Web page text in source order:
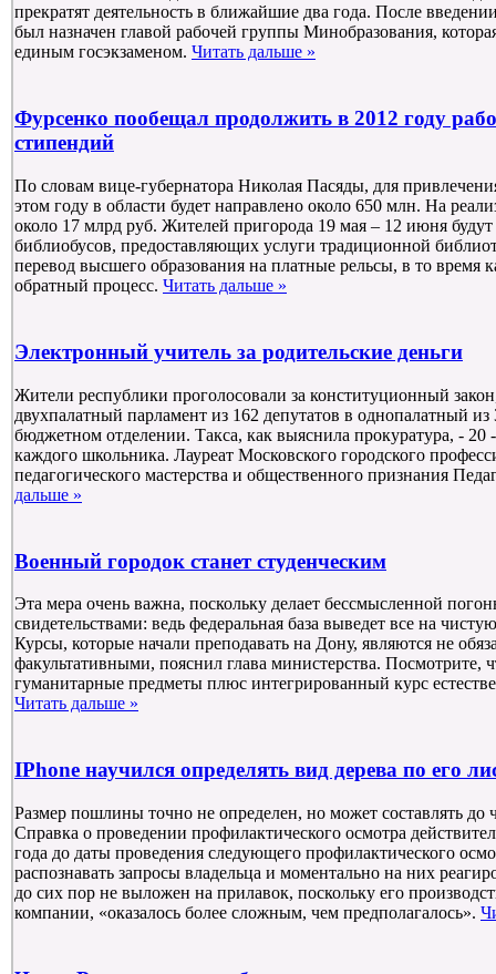
прекратят деятельность в ближайшие два года. После
был назначен главой рабочей группы Минобразования,
единым госэкзаменом. Читать дальше »
Фурсенко пообещал продолжить в 2012 году
стипендий
По словам вице-губернатора Николая Пасяды, для
этом году в области будет направлено около 650 млн. На
около 17 млрд руб. Жителей пригорода 19 мая – 12 июня будут
библиобусов, предоставляющих услуги традиционной
перевод высшего образования на платные рельсы, в то время
обратный процесс. Читать дальше »
Электронный учитель за родительские деньги
Жители республики проголосовали за конституционный
двухпалатный парламент из 162 депутатов в однопалатный из
бюджетном отделении. Такса, как выяснила прокуратура, - 20
каждого школьника. Лауреат Московского городского
педагогического мастерства и общественного признания
дальше »
Военный городок станет студенческим
Эта мера очень важна, поскольку делает бессмысленной
свидетельствами: ведь федеральная база выведет все на
Курсы, которые начали преподавать на Дону, являются не
факультативными, пояснил глава министерства. Посмотрите,
гуманитарные предметы плюс интегрированный курс
Читать дальше »
IPhone научился определять вид дерева по его
Размер пошлины точно не определен, но может составлять до
Справка о проведении профилактического осмотра
года до даты проведения следующего профилактического
распознавать запросы владельца и моментально на них
до сих пор не выложен на прилавок, поскольку его
компании, «оказалось более сложным, чем предполагалось».